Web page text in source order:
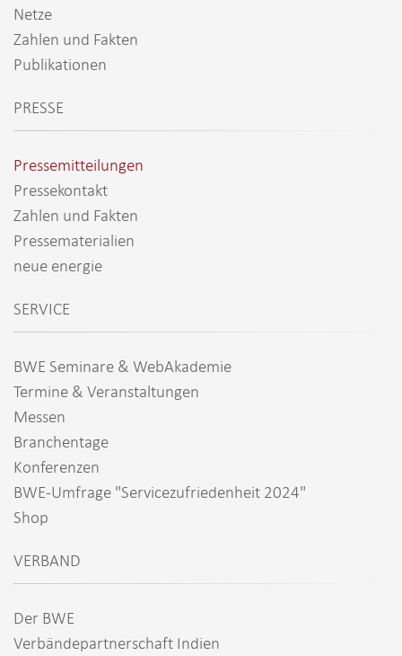
Netze
Zahlen und Fakten
Publikationen
PRESSE
Pressemitteilungen
Pressekontakt
Zahlen und Fakten
Pressematerialien
neue energie
SERVICE
BWE Seminare & WebAkademie
Termine & Veranstaltungen
Messen
Branchentage
Konferenzen
BWE-Umfrage "Servicezufriedenheit 2024"
Shop
VERBAND
Der BWE
Verbändepartnerschaft Indien